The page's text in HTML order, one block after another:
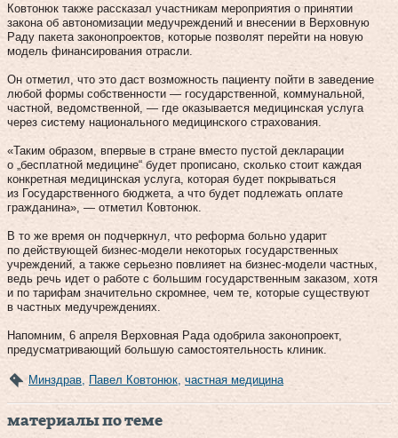
Ковтонюк также рассказал участникам мероприятия о принятии
закона об автономизации медучреждений и внесении в Верховную
Раду пакета законопроектов, которые позволят перейти на новую
модель финансирования отрасли.
Он отметил, что это даст возможность пациенту пойти в заведение
любой формы собственности — государственной, коммунальной,
частной, ведомственной, — где оказывается медицинская услуга
через систему национального медицинского страхования.
«Таким образом, впервые в стране вместо пустой декларации
о „бесплатной медицине“ будет прописано, сколько стоит каждая
конкретная медицинская услуга, которая будет покрываться
из Государственного бюджета, а что будет подлежать оплате
гражданина», — отметил Ковтонюк.
В то же время он подчеркнул, что реформа больно ударит
по действующей бизнес-модели некоторых государственных
учреждений, а также серьезно повлияет на бизнес-модели частных,
ведь речь идет о работе с большим государственным заказом, хотя
и по тарифам значительно скромнее, чем те, которые существуют
в частных медучреждениях.
Напомним, 6 апреля Верховная Рада одобрила законопроект,
предусматривающий большую самостоятельность клиник.
Минздрав Павел Ковтонюк частная медицина
материалы по теме